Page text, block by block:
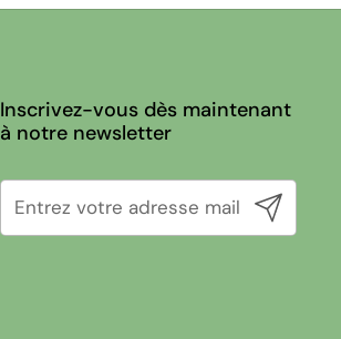
Inscrivez-vous dès maintenant
à notre newsletter
Envoyer